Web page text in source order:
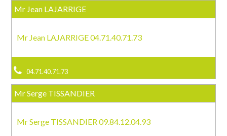
Mr Jean LAJARRIGE
Mr Jean LAJARRIGE 04.71.40.71.73
04.71.40.71.73
Mr Serge TISSANDIER
Mr Serge TISSANDIER 09.84.12.04.93